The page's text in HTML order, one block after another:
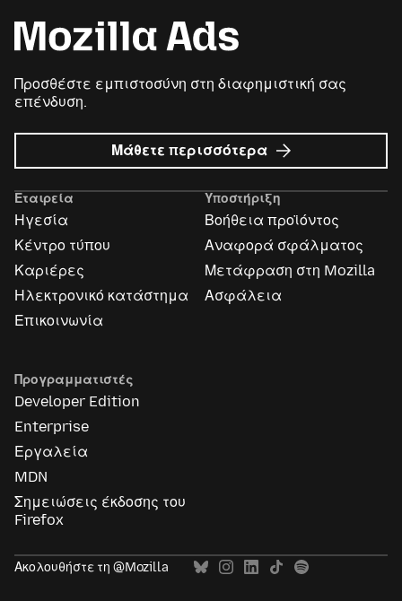
Προσθέστε εμπιστοσύνη στη διαφημιστική σας
επένδυση.
Μάθετε περισσότερα σχετικά
με
Mozilla
Εταιρεία
Ηγεσία
Κέντρο τύπου
Καριέρες
Ηλεκτρονικό κατάστημα
Επικοινωνία
Υποστήριξη
Βοήθεια προϊόντος
Αναφορά σφάλματος
Μετάφραση στη Mozilla
Ασφάλεια
Προγραμματιστές
Developer Edition
Enterprise
Εργαλεία
MDN
Σημειώσεις έκδοσης του
Firefox
Ακολουθήστε τη @Mozilla